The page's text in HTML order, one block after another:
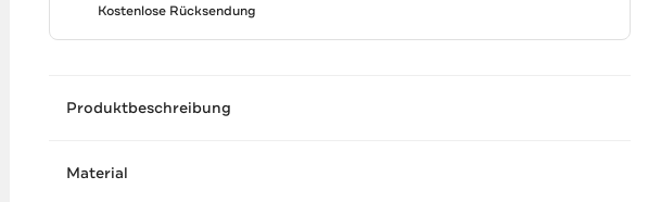
Kostenlose Rücksendung
Produktbeschreibung
Material